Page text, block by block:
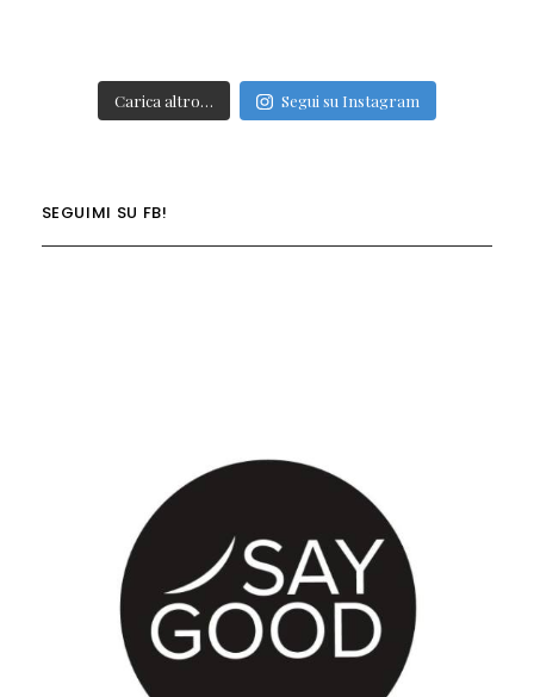
Carica altro… Segui su Instagram
SEGUIMI SU FB!